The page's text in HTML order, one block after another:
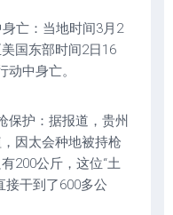
亡：当地时间3月2
国东部时间2日16
中身亡。
保护：据报道，贵州
因太会种地被持枪
200公斤，这位“土
接干到了600多公